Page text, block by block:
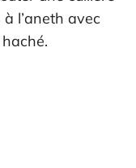
l’aneth avec